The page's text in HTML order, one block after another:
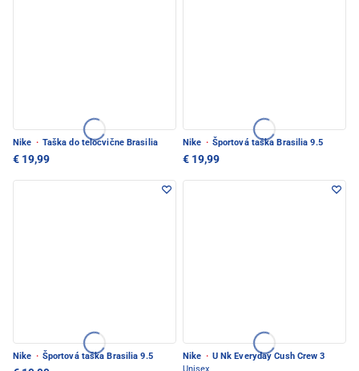
Nike · Taška do telocvične Brasilia
€ 19,99
Nike · Športová taška Brasilia 9.5
€ 19,99
Nike · Športová taška Brasilia 9.5 Nike · U Nk Everyday Cush Crew 3